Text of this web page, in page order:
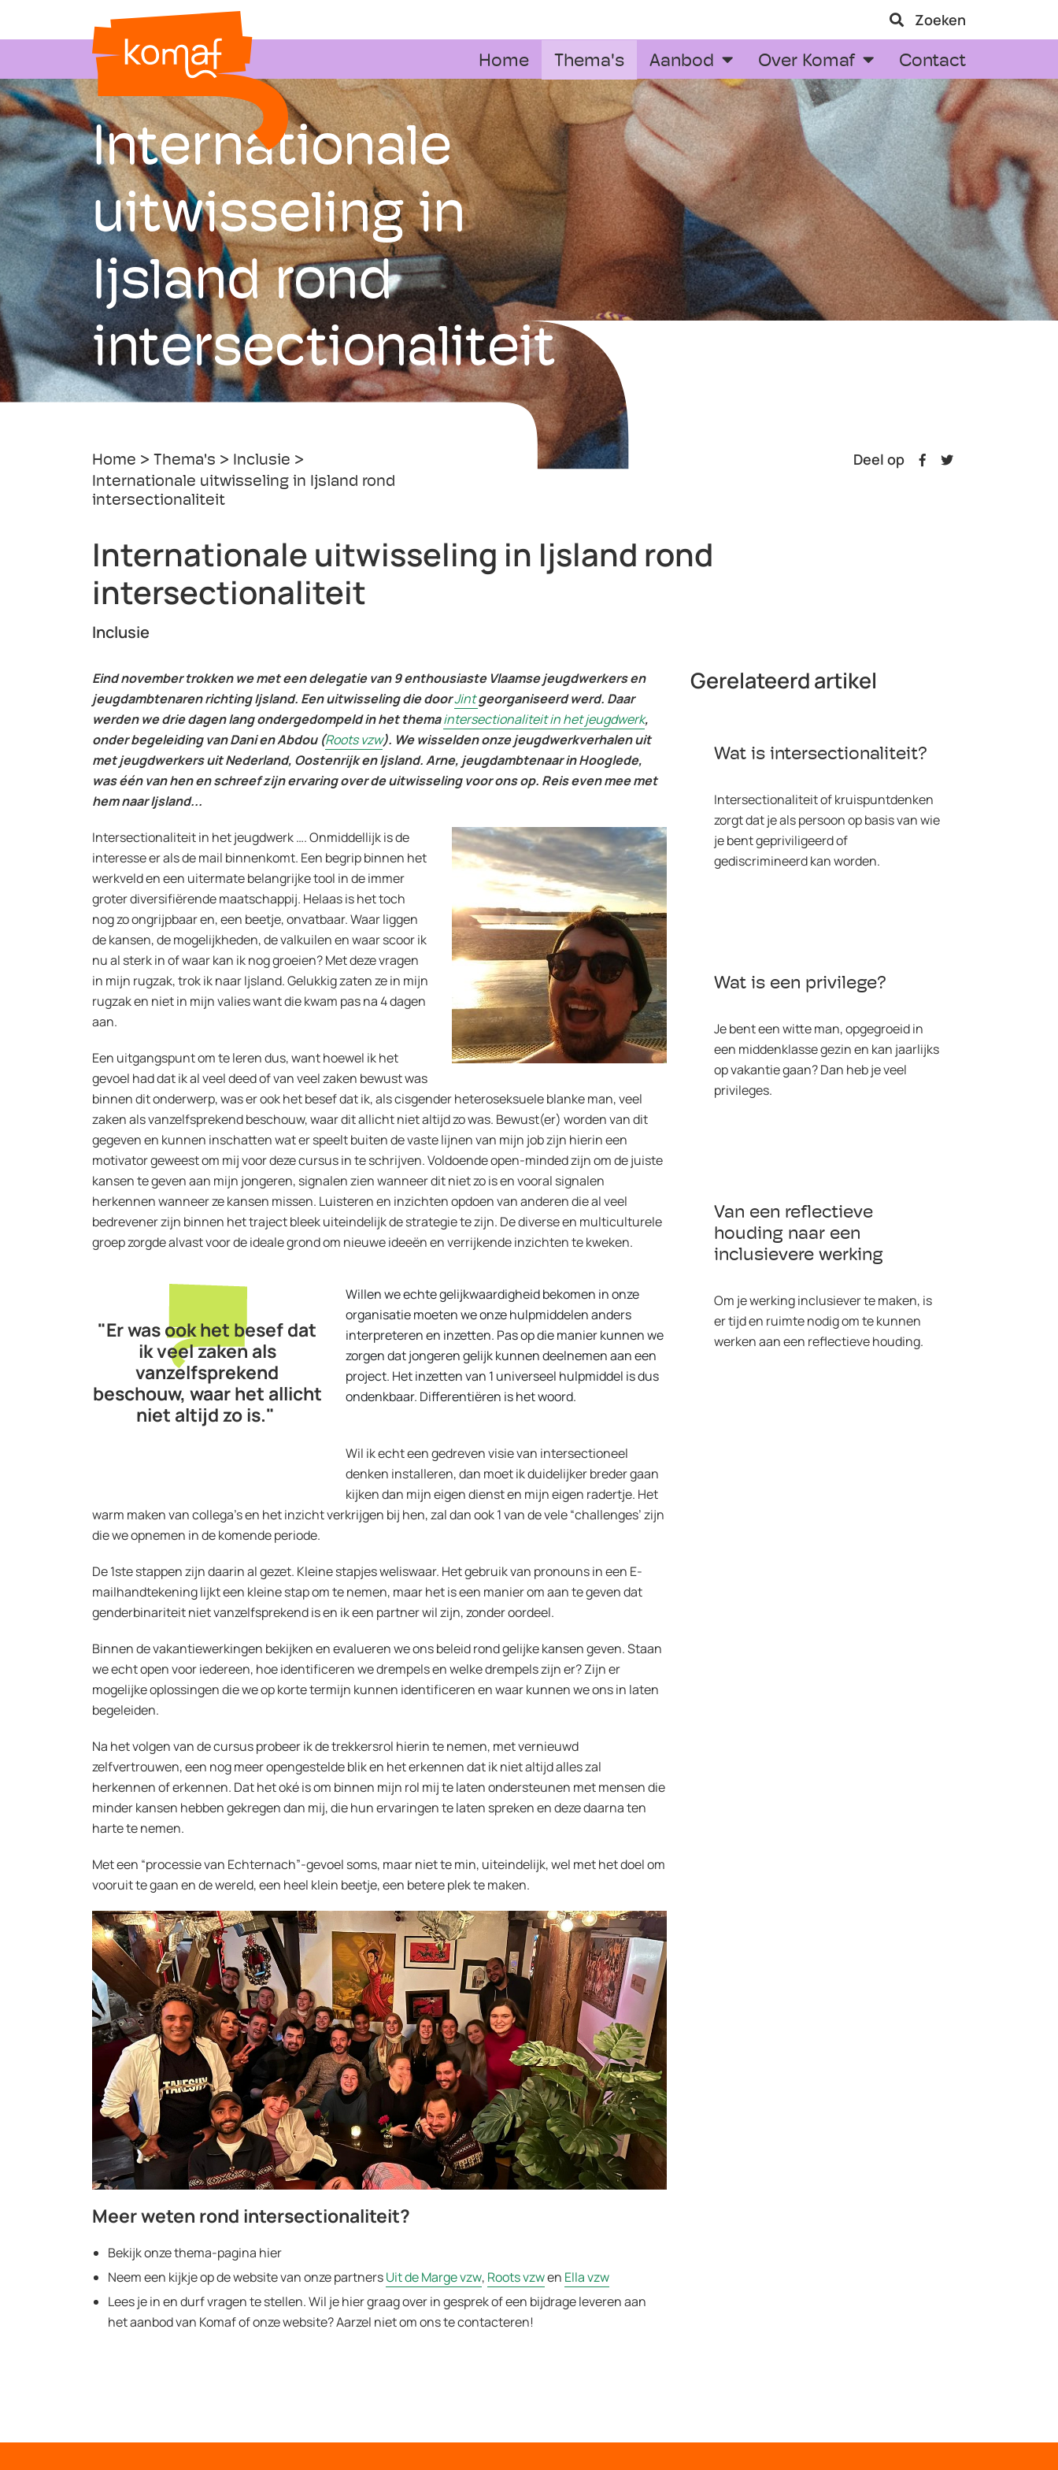
Zoeken
Home Thema's Aanbod Over Komaf Contact
Internationale
uitwisseling in
Ijsland rond
intersectionaliteit
Home Thema's
Inclusie
Internationale uitwisseling in Ijsland rond
intersectionaliteit
Deel op
Internationale uitwisseling in Ijsland rond
intersectionaliteit
Inclusie
Eind november trokken we met een delegatie van 9 enthousiaste Vlaamse jeugdwerkers en
jeugdambtenaren richting Ijsland. Een uitwisseling die doorJintgeorganiseerd werd. Daar
werden we drie dagen lang ondergedompeld in het themaintersectionaliteit in het jeugdwerk,
onder begeleiding van Dani en Abdou (Roots vzw). We wisselden onze jeugdwerkverhalen uit
met jeugdwerkers uit Nederland, Oostenrijk en Ijsland. Arne, jeugdambtenaar in Hooglede,
was één van hen en schreef zijn ervaring over de uitwisseling voor ons op. Reis even mee met
hem naar Ijsland...
Intersectionaliteit in het jeugdwerk …. Onmiddellijk is de
interesse er als de mail binnenkomt. Een begrip binnen het
werkveld en een uitermate belangrijke tool in de immer
groter diversifiërende maatschappij. Helaas is het toch
nog zo ongrijpbaar en, een beetje, onvatbaar. Waar liggen
de kansen, de mogelijkheden, de valkuilen en waar scoor ik
nu al sterk in of waar kan ik nog groeien? Met deze vragen
in mijn rugzak, trok ik naar Ijsland. Gelukkig zaten ze in mijn
rugzak en niet in mijn valies want die kwam pas na 4 dagen
aan.
Een uitgangspunt om te leren dus, want hoewel ik het
gevoel had dat ik al veel deed of van veel zaken bewust was
binnen dit onderwerp, was er ook het besef dat ik, als cisgender heteroseksuele blanke man, veel
zaken als vanzelfsprekend beschouw, waar dit allicht niet altijd zo was. Bewust(er) worden van dit
gegeven en kunnen inschatten wat er speelt buiten de vaste lijnen van mijn job zijn hierin een
motivator geweest om mij voor deze cursus in te schrijven. Voldoende open-minded zijn om de juiste
kansen te geven aan mijn jongeren, signalen zien wanneer dit niet zo is en vooral signalen
herkennen wanneer ze kansen missen. Luisteren en inzichten opdoen van anderen die al veel
bedrevener zijn binnen het traject bleek uiteindelijk de strategie te zijn. De diverse en multiculturele
groep zorgde alvast voor de ideale grond om nieuwe ideeën en verrijkende inzichten te kweken.
"Er was ook het besef dat
ik veel zaken als
vanzelfsprekend
beschouw, waar het allicht
niet altijd zo is."
Willen we echte gelijkwaardigheid bekomen in onze
organisatie moeten we onze hulpmiddelen anders
interpreteren en inzetten. Pas op die manier kunnen we
zorgen dat jongeren gelijk kunnen deelnemen aan een
project. Het inzetten van 1 universeel hulpmiddel is dus
ondenkbaar. Differentiëren is het woord.
Wil ik echt een gedreven visie van intersectioneel
denken installeren, dan moet ik duidelijker breder gaan
kijken dan mijn eigen dienst en mijn eigen radertje. Het
warm maken van collega’s en het inzicht verkrijgen bij hen, zal dan ook 1 van de vele “challenges’ zijn
die we opnemen in de komende periode.
De 1ste stappen zijn daarin al gezet. Kleine stapjes weliswaar. Het gebruik van pronouns in een E-
mailhandtekening lijkt een kleine stap om te nemen, maar het is een manier om aan te geven dat
genderbinariteit niet vanzelfsprekend is en ik een partner wil zijn, zonder oordeel.
Binnen de vakantiewerkingen bekijken en evalueren we ons beleid rond gelijke kansen geven. Staan
we echt open voor iedereen, hoe identificeren we drempels en welke drempels zijn er? Zijn er
mogelijke oplossingen die we op korte termijn kunnen identificeren en waar kunnen we ons in laten
begeleiden.
Na het volgen van de cursus probeer ik de trekkersrol hierin te nemen, met vernieuwd
zelfvertrouwen, een nog meer opengestelde blik en het erkennen dat ik niet altijd alles zal
herkennen of erkennen. Dat het oké is om binnen mijn rol mij te laten ondersteunen met mensen die
minder kansen hebben gekregen dan mij, die hun ervaringen te laten spreken en deze daarna ten
harte te nemen.
Met een “processie van Echternach”-gevoel soms, maar niet te min, uiteindelijk, wel met het doel om
vooruit te gaan en de wereld, een heel klein beetje, een betere plek te maken.
Meer weten rond intersectionaliteit?
Bekijk onze thema-pagina hier
Neem een kijkje op de website van onze partnersUit de Marge vzw, Roots vzwen Ella vzw
Lees je in en durf vragen te stellen. Wil je hier graag over in gesprek of een bijdrage leveren aan
het aanbod van Komaf of onze website? Aarzel niet om ons te contacteren!
Gerelateerd artikel
Wat is intersectionaliteit?
Intersectionaliteit of kruispuntdenken
zorgt dat je als persoon op basis van wie
je bent gepriviligeerd of
gediscrimineerd kan worden.
Wat is een privilege?
Je bent een witte man, opgegroeid in
een middenklasse gezin en kan jaarlijks
op vakantie gaan? Dan heb je veel
privileges.
Van een reflectieve
houding naar een
inclusievere werking
Om je werking inclusiever te maken, is
er tijd en ruimte nodig om te kunnen
werken aan een reflectieve houding.